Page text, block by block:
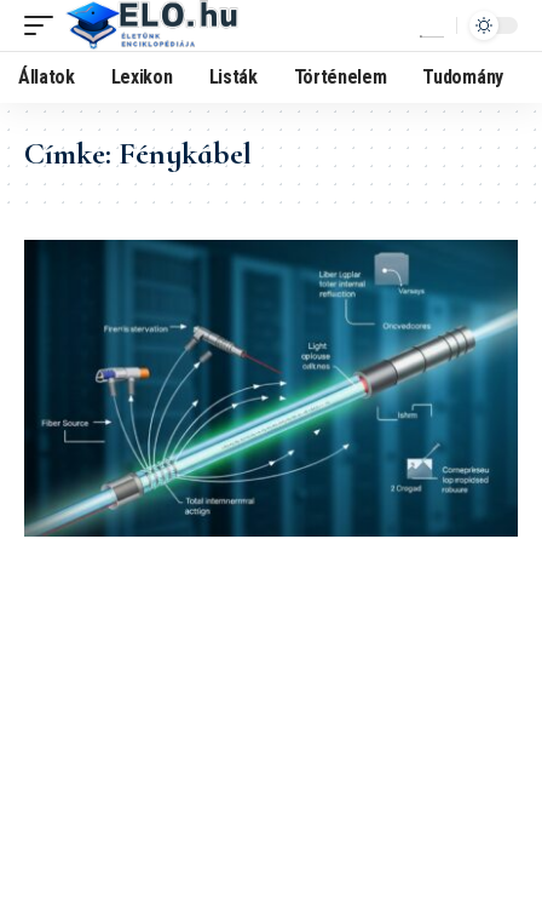
Állatok Lexikon Listák Történelem Tudomány
Címke:Fénykábel